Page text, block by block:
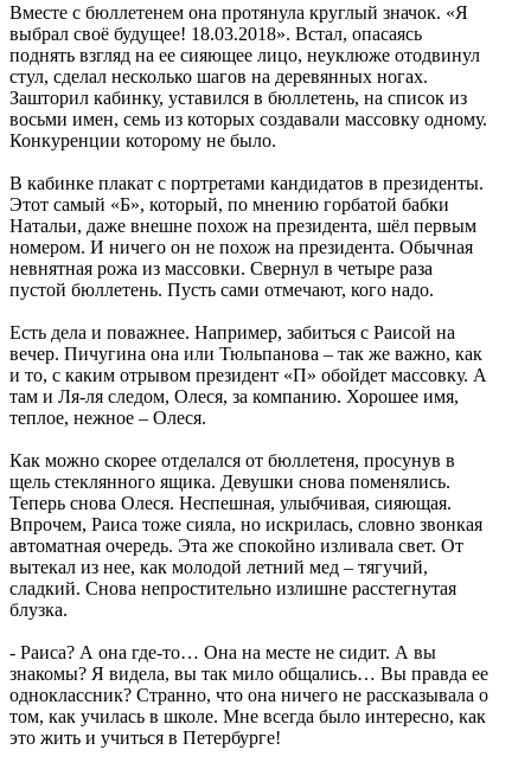
Вместе с бюллетенем она протянула круглый значок. «Я
выбрал своё будущее! 18.03.2018». Встал, опасаясь
поднять взгляд на ее сияющее лицо, неуклюже отодвинул
стул, сделал несколько шагов на деревянных ногах.
Зашторил кабинку, уставился в бюллетень, на список из
восьми имен, семь из которых создавали массовку одному.
Конкуренции которому не было.
В кабинке плакат с портретами кандидатов в президенты.
Этот самый «Б», который, по мнению горбатой бабки
Натальи, даже внешне похож на президента, шёл первым
номером. И ничего он не похож на президента. Обычная
невнятная рожа из массовки. Свернул в четыре раза
пустой бюллетень. Пусть сами отмечают, кого надо.
Есть дела и поважнее. Например, забиться с Раисой на
вечер. Пичугина она или Тюльпанова – так же важно, как
и то, с каким отрывом президент «П» обойдет массовку. А
там и Ля-ля следом, Олеся, за компанию. Хорошее имя,
теплое, нежное – Олеся.
Как можно скорее отделался от бюллетеня, просунув в
щель стеклянного ящика. Девушки снова поменялись.
Теперь снова Олеся. Неспешная, улыбчивая, сияющая.
Впрочем, Раиса тоже сияла, но искрилась, словно звонкая
автоматная очередь. Эта же спокойно изливала свет. От
вытекал из нее, как молодой летний мед – тягучий,
сладкий. Снова непростительно излишне расстегнутая
блузка.
- Раиса? А она где-то… Она на месте не сидит. А вы
знакомы? Я видела, вы так мило общались… Вы правда ее
одноклассник? Странно, что она ничего не рассказывала о
том, как училась в школе. Мне всегда было интересно, как
это жить и учиться в Петербурге!